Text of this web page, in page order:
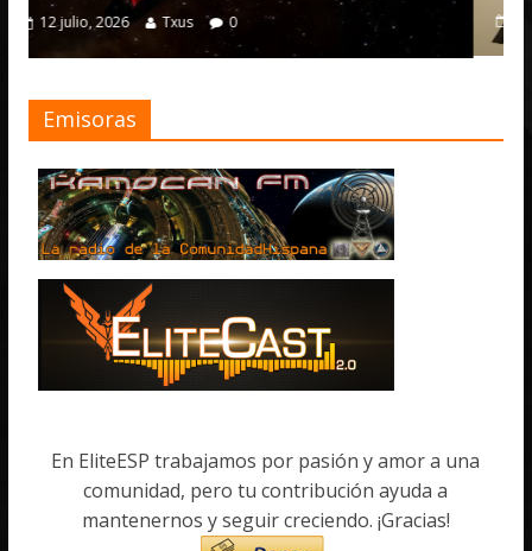
4 julio, 2026 0
Emisoras
En EliteESP trabajamos por pasión y amor a una
comunidad, pero tu contribución ayuda a
mantenernos y seguir creciendo. ¡Gracias!